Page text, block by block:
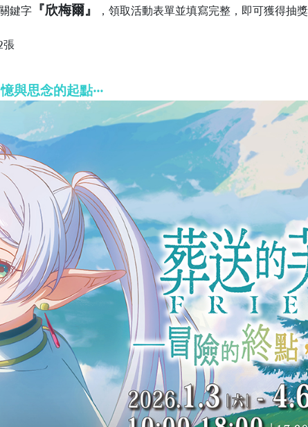
鍵字 『欣梅爾』 ，領取活動表單並填寫完整，即可獲得抽
張
與思念的起點‧‧‧